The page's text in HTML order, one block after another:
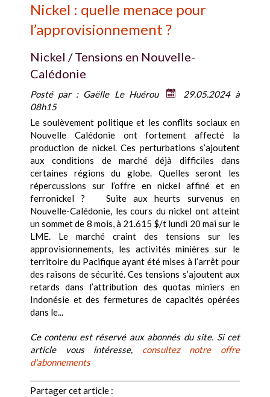
Nickel : quelle menace pour
l’approvisionnement ?
Nickel / Tensions en Nouvelle-
Calédonie
Posté par : Gaëlle Le Huérou
29.05.2024 à
08h15
Le soulèvement politique et les conflits sociaux en
Nouvelle Calédonie ont fortement affecté la
production de nickel. Ces perturbations s’ajoutent
aux conditions de marché déjà difficiles dans
certaines régions du globe. Quelles seront les
répercussions sur l’offre en nickel affiné et en
ferronickel ? Suite aux heurts survenus en
Nouvelle-Calédonie, les cours du nickel ont atteint
un sommet de 8 mois, à 21.615 $/t lundi 20 mai sur le
LME. Le marché craint des tensions sur les
approvisionnements, les activités minières sur le
territoire du Pacifique ayant été mises à l’arrêt pour
des raisons de sécurité. Ces tensions s’ajoutent aux
retards dans l’attribution des quotas miniers en
Indonésie et des fermetures de capacités opérées
dans le...
Ce contenu est réservé aux abonnés du site. Si cet
article vous intéresse, consultez notre offre
d'abonnements
Partager cet article :